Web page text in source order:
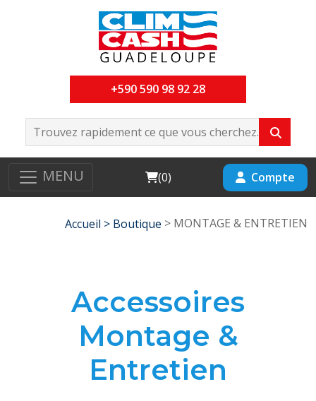
+590 590 98 92 28
MENU Cart
(0) Compte
Accueil > Boutique > MONTAGE & ENTRETIEN
Accessoires
Montage &
Entretien